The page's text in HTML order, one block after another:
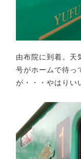
由布院に到着。天
号がホームで待っ
が・・・やはりい